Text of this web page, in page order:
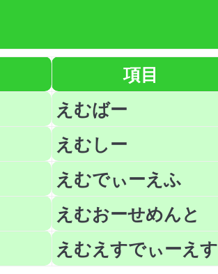
項目
えむばー
えむしー
えむでぃーえふ
えむおーせめんと
えむえすでぃーえす